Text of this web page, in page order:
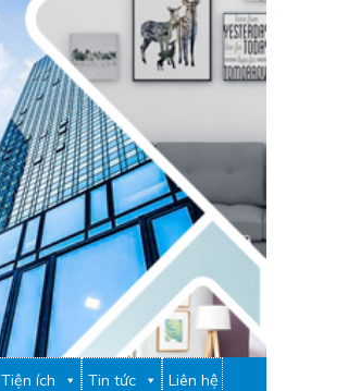
Tiện ích Tin tức Liên hệ